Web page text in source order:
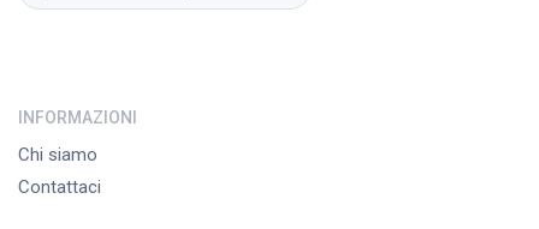
INFORMAZIONI
Chi siamo
Contattaci